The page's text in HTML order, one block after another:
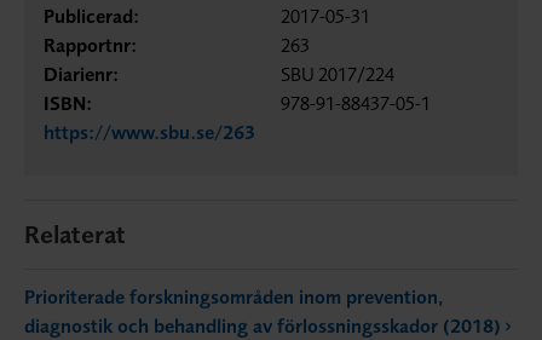
Publicerad:
2017-05-31
Rapportnr:
263
Diarienr:
SBU 2017/224
ISBN:
978-91-88437-05-1
https://www.sbu.se/263
Relaterat
Prioriterade forskningsområden inom prevention,
diagnostik och behandling av förlossningsskador (2018)